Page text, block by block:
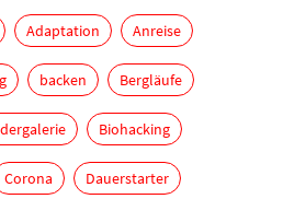
Adaptation Anreise
backen Bergläufe
Biohacking
Corona Dauerstarter